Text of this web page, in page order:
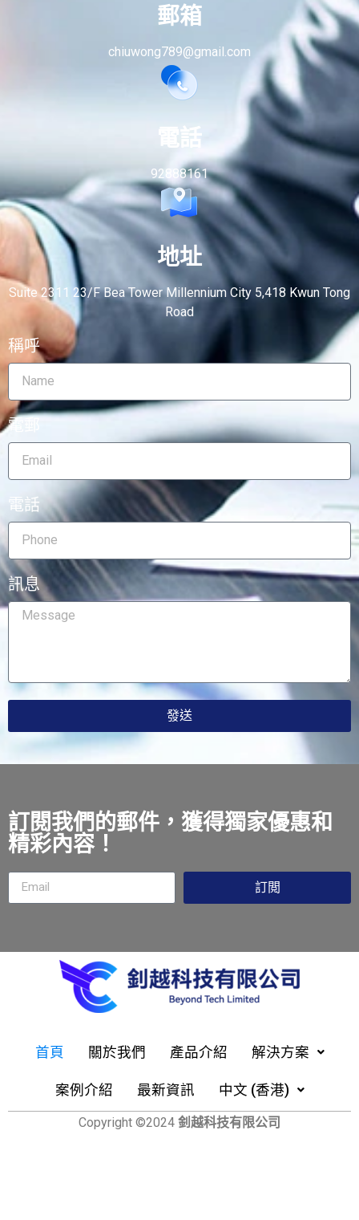
郵箱
chiuwong789@gmail.com
電話
92888161
地址
Suite 2311 23/F Bea Tower Millennium City 5,418 Kwun Tong
Road
稱呼
電郵
電話
訊息
發送
訂閱我們的郵件，獲得獨家優惠和
精彩內容！
訂閲
首頁 關於我們 產品介紹 解決方案
案例介紹 最新資訊 中文 (香港)
Copyright ©2024 釗越科技有限公司